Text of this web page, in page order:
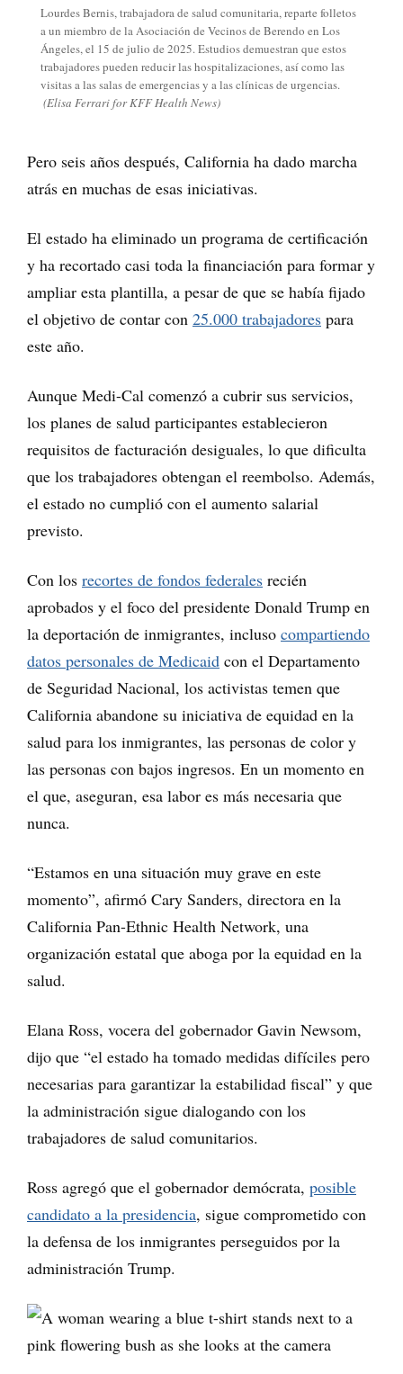
Lourdes Bernis, trabajadora de salud comunitaria, reparte folletos
a un miembro de la Asociación de Vecinos de Berendo en Los
Ángeles, el 15 de julio de 2025. Estudios demuestran que estos
trabajadores pueden reducir las hospitalizaciones, así como las
visitas a las salas de emergencias y a las clínicas de urgencias.
(Elisa Ferrari for KFF Health News)
Pero seis años después, California ha dado marcha
atrás en muchas de esas iniciativas.
El estado ha eliminado un programa de certificación
y ha recortado casi toda la financiación para formar y
ampliar esta plantilla, a pesar de que se había fijado
el objetivo de contar con 25.000 trabajadores para
este año.
Aunque Medi-Cal comenzó a cubrir sus servicios,
los planes de salud participantes establecieron
requisitos de facturación desiguales, lo que dificulta
que los trabajadores obtengan el reembolso. Además,
el estado no cumplió con el aumento salarial
previsto.
Con los recortes de fondos federales recién
aprobados y el foco del presidente Donald Trump en
la deportación de inmigrantes, incluso compartiendo
datos personales de Medicaid con el Departamento
de Seguridad Nacional, los activistas temen que
California abandone su iniciativa de equidad en la
salud para los inmigrantes, las personas de color y
las personas con bajos ingresos. En un momento en
el que, aseguran, esa labor es más necesaria que
nunca.
“Estamos en una situación muy grave en este
momento”, afirmó Cary Sanders, directora en la
California Pan-Ethnic Health Network, una
organización estatal que aboga por la equidad en la
salud.
Elana Ross, vocera del gobernador Gavin Newsom,
dijo que “el estado ha tomado medidas difíciles pero
necesarias para garantizar la estabilidad fiscal” y que
la administración sigue dialogando con los
trabajadores de salud comunitarios.
Ross agregó que el gobernador demócrata, posible
candidato a la presidencia, sigue comprometido con
la defensa de los inmigrantes perseguidos por la
administración Trump.